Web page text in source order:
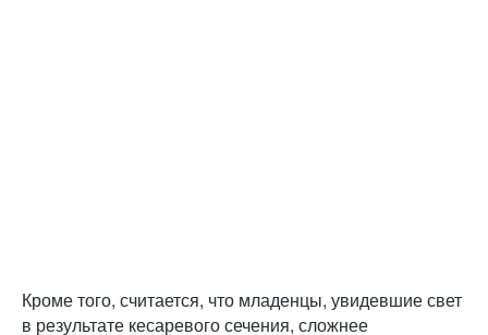
Кроме того, считается, что младенцы, увидевшие свет
в результате кесаревого сечения, сложнее